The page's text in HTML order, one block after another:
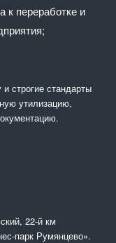
к переработке и
строгие стандарты
утилизацию,
22-й км
парк Румянцево».